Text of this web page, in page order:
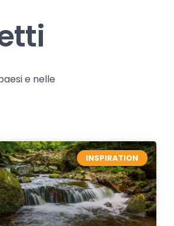
e nelle
INSPIRATION